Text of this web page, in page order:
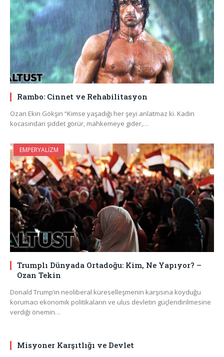
Rambo: Cinnet ve Rehabilitasyon
Ozan Ekin Gökşin “Kimse yaşadığı her şeyi anlatmaz ki. Kadın
kocasından şiddet görür, mahkemeye gider,…
EMPERYALIZM
Trumplı Dünyada Ortadoğu: Kim, Ne Yapıyor? –
Ozan Tekin
Donald Trump’ın neoliberal küreselleşmenin karşısına koyduğu
korumacı ekonomik politikaların ve ulus devletin güçlendirilmesine
verdiği önemin…
Misyoner Karşıtlığı ve Devlet